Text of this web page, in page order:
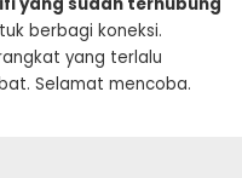
berbagi koneksi.
yang terlalu
Selamat mencoba.